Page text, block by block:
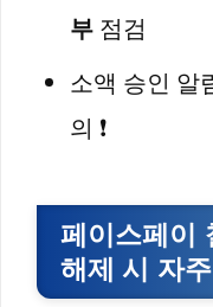
부 점검
소액 승인 알
의 ❗
페이스페이
해제 시 자